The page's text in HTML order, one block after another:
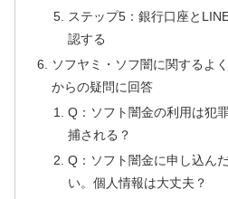
ステップ5：銀行口座と
認する
ソフヤミ・ソフ闇に関するよ
からの疑問に回答
Q：ソフト闇金の利用は犯
捕される？
Q：ソフト闇金に申し込ん
い。個人情報は大丈夫？